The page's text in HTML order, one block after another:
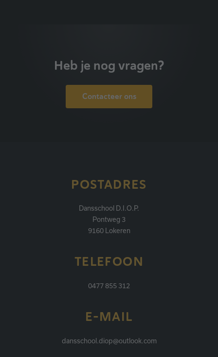
Heb je nog vragen?
Contacteer ons
POSTADRES
Dansschool D.I.O.P.
Pontweg 3
9160 Lokeren
TELEFOON
0477 855 312
E-MAIL
dansschool.diop@outlook.com